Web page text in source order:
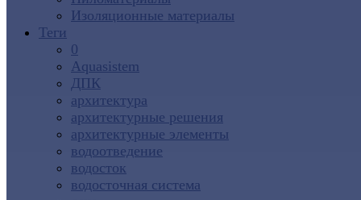
Изоляционные материалы
Теги
0
Aquasistem
ДПК
архитектура
архитектурные решения
архитектурные элементы
водоотведение
водосток
водосточная система